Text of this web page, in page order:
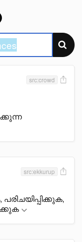
src:crowd
src:ekkurup